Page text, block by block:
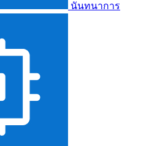
นันทนาการ